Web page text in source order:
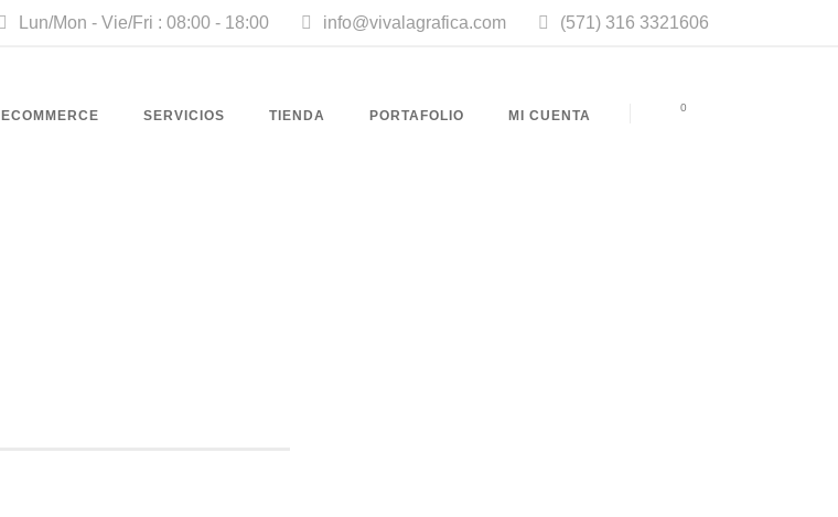
Lun/Mon - Vie/Fri : 08:00 - 18:00 info@vivalagrafica.com (571) 316 3321606
ECOMMERCE SERVICIOS TIENDA PORTAFOLIO MI CUENTA
0